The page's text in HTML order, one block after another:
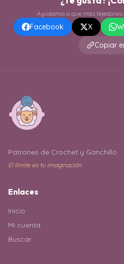
Ayúdanos a que más
Facebook X
Copiar
Patrones de Crochet y Ganchillo
El límite es tu imaginación
Enlaces
Inicio
Mi cuenta
Buscar